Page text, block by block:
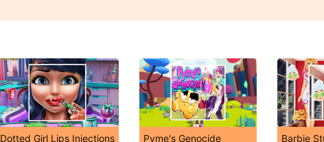
Dotted Girl Lips Injections Pyme's Genocide Barbie